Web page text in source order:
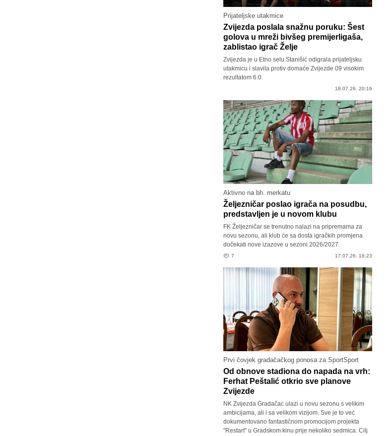
Prijateljske utakmice
Zvijezda poslala snažnu poruku: Šest
golova u mreži bivšeg premijerligaša,
zablistao igrač Želje
Zvijezda je u Etno selu Stanišić odigrala prijateljsku
utakmicu i slavila protiv domaće Zvijezde 09 visokim
rezultatom 6:0.
18.07.26. 20:16
Aktivno na bh. merkatu
Željezničar poslao igrača na posudbu,
predstavljen je u novom klubu
FK Željezničar se trenutno nalazi na pripremama za
novu sezonu, ali klub će sa dosta igračkih promjena
dočekati nove izazove u sezoni 2026/2027.
7 17.07.26. 16:23
Prvi čovjek gradačačkog ponosa za SportSport
Od obnove stadiona do napada na vrh:
Ferhat Peštalić otkrio sve planove
Zvijezde
NK Zvijezda Gradačac ulazi u novu sezonu s velikim
ambicijama, ali i sa velikom vizijom. Sve je to već
dokumentovano fantastičnom promocijom projekta
"Restart" u Gradskom kinu prije nekoliko sedmica. Cilj